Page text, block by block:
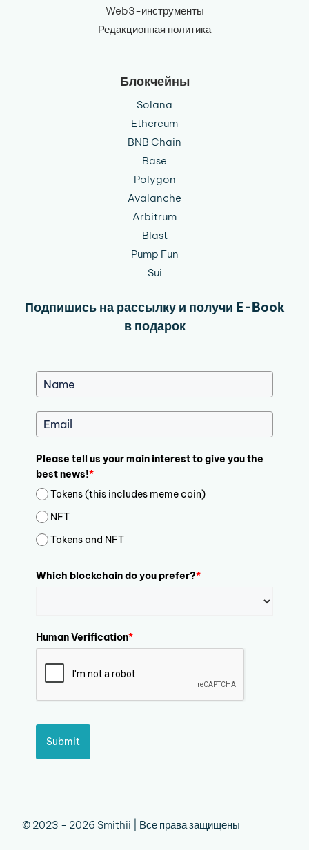
Web3-инструменты
Редакционная политика
Блокчейны
Solana
Ethereum
BNB Chain
Base
Polygon
Avalanche
Arbitrum
Blast
Pump Fun
Sui
Подпишись на рассылку и получи E-Book
в подарок
Please tell us your main interest to give you the
best news!*
Tokens (this includes meme coin)
NFT
Tokens and NFT
Which blockchain do you prefer?*
Human Verification*
Submit
© 2023 - 2026 Smithii | Все права защищены